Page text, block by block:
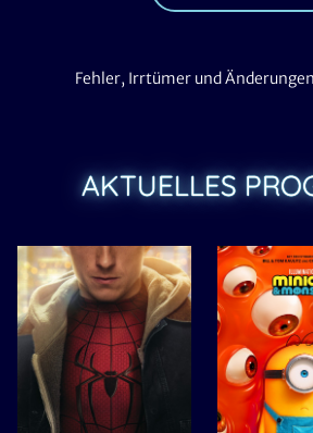
Fehler, Irrtümer und
AKTUELLES